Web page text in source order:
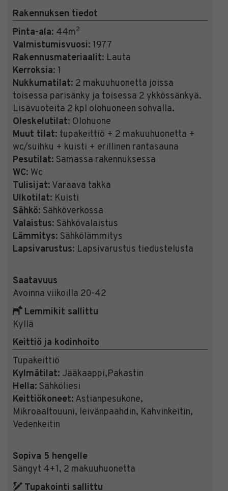
Rakennuksen tiedot
Pinta-ala: 44m2
Valmistumisvuosi: 1977
Rakennusmateriaalit: Lauta
Kerroksia: 1
Nukkumatilat: 2 makuuhuonetta joissa
toisessa parisänky ja toisessa 2 ykkössänkyä.
Lisävuoteita 2 kpl olohuoneen sohvalla.
Oleskelutilat: Olohuone
Muut tilat: tupakeittiö + 2 makuuhuonetta +
wc/suihku + kuisti + erillinen rantasauna
Pesutilat: Samassa rakennuksessa
WC: Wc
Tulisijat: Varaava takka
Ulkotilat: Kuisti
Sähkö: Sähköverkossa
Valaistus: Sähkövalaistus
Lämmitys: Sähkölämmitys
Lapsivarustus: Lapsivarustus tiedustelusta
Saatavuus
Avoinna viikoilla 20-42
Lemmikit sallittu
Kyllä
Keittiö ja kodinhoito
Tupakeittiö
Kylmätilat: Jääkaappi,Pakastin
Hella: Sähköliesi
Keittiökoneet: Astianpesukone,
Mikroaaltouuni, leivänpaahdin, Kahvinkeitin,
Vedenkeitin
Sopiva 5 hengelle
Sängyt 4+1, 2 makuuhuonetta
Tupakointi sallittu